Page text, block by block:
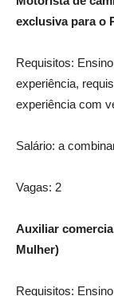
exclusiva para o
Requisitos:
experiência,
experiência com
Salário: a
Vagas: 2
Auxiliar
Mulher)
Requisitos: